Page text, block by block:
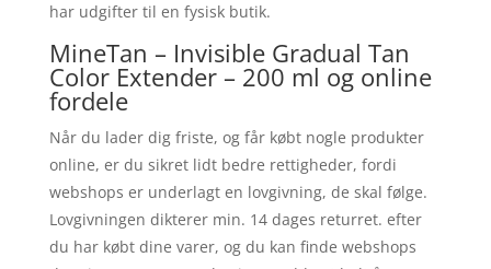
har udgifter til en fysisk butik.
MineTan – Invisible Gradual Tan
Color Extender – 200 ml og online
fordele
Når du lader dig friste, og får købt nogle produkter
online, er du sikret lidt bedre rettigheder, fordi
webshops er underlagt en lovgivning, de skal følge.
Lovgivningen dikterer min. 14 dages returret. efter
du har købt dine varer, og du kan finde webshops